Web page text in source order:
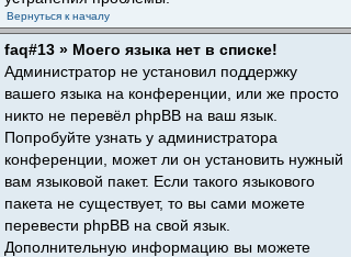
Вернуться к началу
faq#13 » Моего языка нет в списке!
Администратор не установил поддержку
вашего языка на конференции, или же просто
никто не перевёл phpBB на ваш язык.
Попробуйте узнать у администратора
конференции, может ли он установить нужный
вам языковой пакет. Если такого языкового
пакета не существует, то вы сами можете
перевести phpBB на свой язык.
Дополнительную информацию вы можете